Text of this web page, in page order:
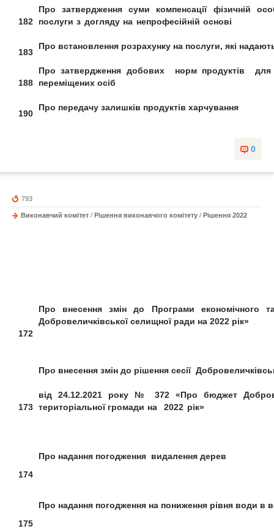
182
Про затвердженнясуми компенсації фізичній
послуги з догляду на непрофесійній основі
183
Про встановлення розрахунку на послуги, які
188
Про затвердження добових норм продуктів
переміщених осіб
190
Про передачу залишків продуктів харчування
0
793
Виконавчий комітет / Рішення виконавчого комітету / Рішення 2022
172
Про внесення змін до Програми економічного
Добровеличківської селищної ради на 2022 рік»
173
Про внесення змін до рішення сесії
від 24.12.2021 року № 372 «Про бюджет
територіальної громади на 2022 рік»
174
Про надання погодження видалення дерев
175
Про надання погодження на пониження рівня води в